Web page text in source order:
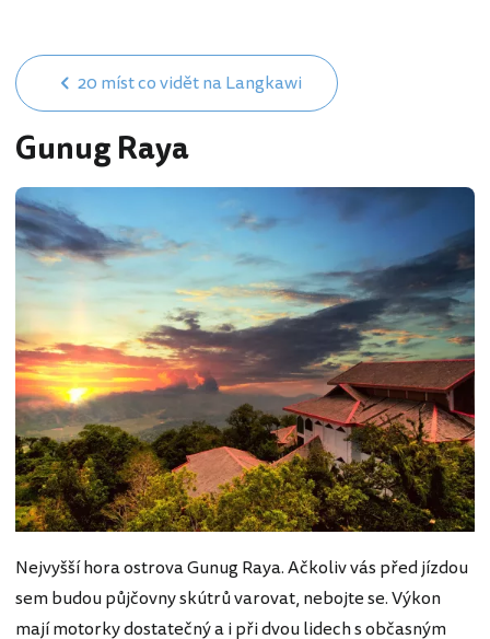
20 míst co vidět na Langkawi
Gunug Raya
Nejvyšší hora ostrova Gunug Raya. Ačkoliv vás před jízdou
sem budou půjčovny skútrů varovat, nebojte se. Výkon
mají motorky dostatečný a i při dvou lidech s občasným